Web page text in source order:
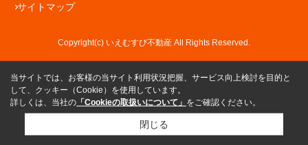
サイトマップ
Copyright(c) いえむすび不動産 All Rights Reserved.
当サイトでは、お客様の当サイト利用状況把握、サービス向上検討を目的と
して、クッキー（Cookie）を使用しています。
詳しくは、当社の 「Cookieの取扱いについて」 をご確認ください。
閉じる